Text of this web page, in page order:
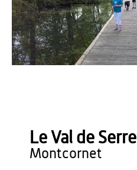
OT du Pays de Thiérache
Le Val de Serre
montcornet